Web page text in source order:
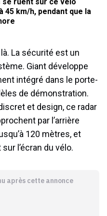
45 km/h, pendant que la
La sécurité est un
Giant développe
intégré dans le porte-
de démonstration.
et design, ce radar
par l’arrière
120 mètres, et
l’écran du vélo.
après cette annonce